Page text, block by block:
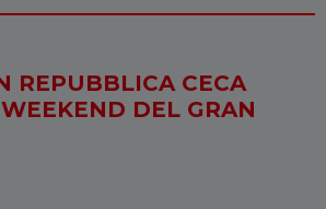
REPUBBLICA CECA
DEL GRAN